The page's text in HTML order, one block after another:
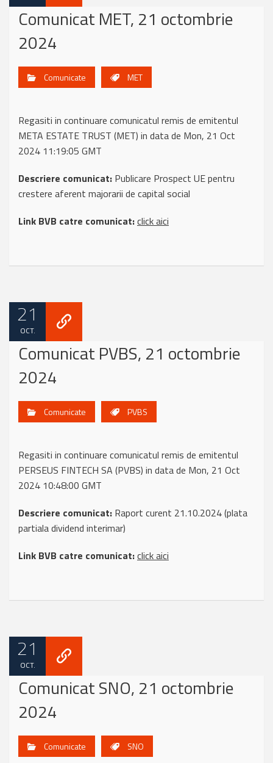
Comunicat MET, 21 octombrie
2024
Comunicate MET
Regasiti in continuare comunicatul remis de emitentul
META ESTATE TRUST (MET) in data de Mon, 21 Oct
2024 11:19:05 GMT
Descriere comunicat: Publicare Prospect UE pentru
crestere aferent majorarii de capital social
Link BVB catre comunicat:click aici
21
OCT.
Comunicat PVBS, 21 octombrie
2024
Comunicate PVBS
Regasiti in continuare comunicatul remis de emitentul
PERSEUS FINTECH SA (PVBS) in data de Mon, 21 Oct
2024 10:48:00 GMT
Descriere comunicat: Raport curent 21.10.2024 (plata
partiala dividend interimar)
Link BVB catre comunicat:click aici
21
OCT.
Comunicat SNO, 21 octombrie
2024
Comunicate SNO